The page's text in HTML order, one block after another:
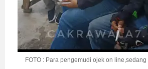
FOTO : Para pengemudi ojek on